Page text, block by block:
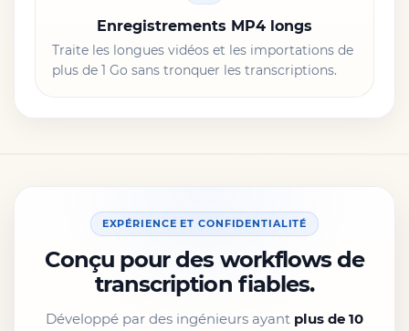
Enregistrements MP4 longs
Traite les longues vidéos et les importations de
plus de 1 Go sans tronquer les transcriptions.
EXPÉRIENCE ET CONFIDENTIALITÉ
Conçu pour des workflows de
transcription fiables.
Développé par des ingénieurs ayant plus de 10